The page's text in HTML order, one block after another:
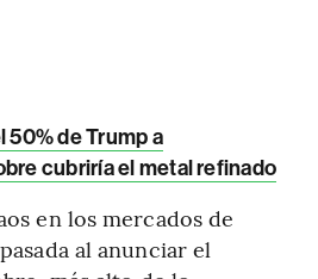
50% de Trump a
cubriría el metal refinado
en los mercados de
al anunciar el